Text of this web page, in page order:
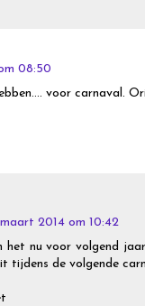
08:50
voor carnaval.
2014 om 10:42
het nu voor volgend
tijdens de volgende